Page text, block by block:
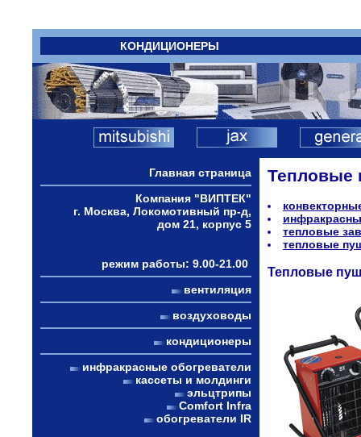
КОНДИЦИОНЕРЫ
Главная страница
Компания "ВИПТЕК"
г. Москва, Локомотивный пр-д,
дом 21, корпус 5
режим работы: 9.00-21.00
вентиляция
воздуховоды
кондиционеры
инфракрасные обогреватели
кассеты и молдинги
эльцтрипы
Comfort Infra
обогреватели IR
Тепловые
тепловые
тепловые
Тепловые